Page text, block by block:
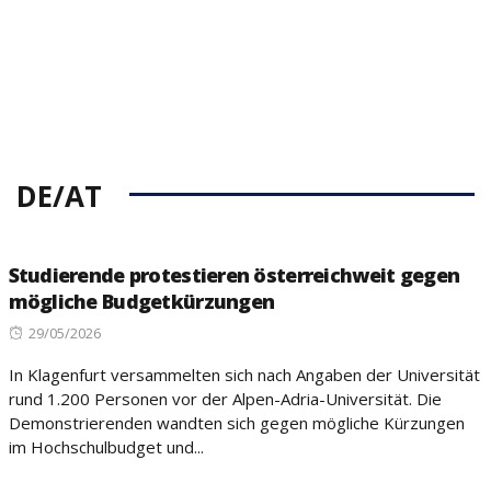
DE/AT
Studierende protestieren österreichweit gegen
mögliche Budgetkürzungen
Posted
29/05/2026
In Klagenfurt versammelten sich nach Angaben der Universität
rund 1.200 Personen vor der Alpen-Adria-Universität. Die
Demonstrierenden wandten sich gegen mögliche Kürzungen
im Hochschulbudget und...